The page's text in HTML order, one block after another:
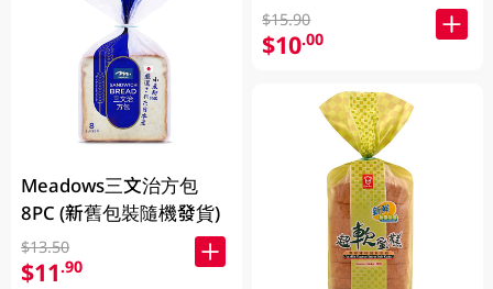
Meadows三文治方包
8PC (新舊包裝隨機發貨)
$13.50
$11.90
$15.90
$10.00